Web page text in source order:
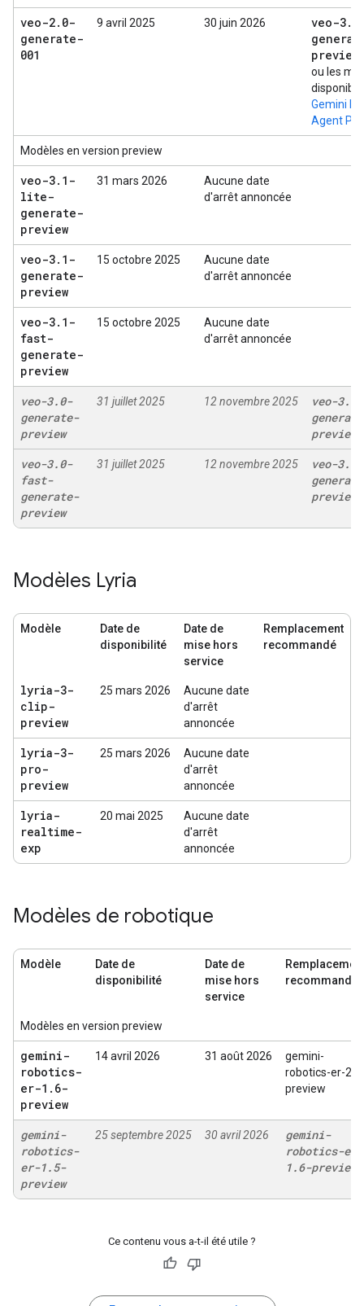
veo-2. 0-
generate-
001
9 avril 2025 30 juin 2026 veo-3.
preview
ou les
Gemini
Agent
Modèles en version preview
veo-3. 1-
lite-
generate-
preview
31 mars 2026
Aucune date
d'arrêt annoncée
veo-3. 1-
generate-
preview
15 octobre 2025
Aucune date
d'arrêt annoncée
veo-3. 1-
fast-
generate-
preview
15 octobre 2025
Aucune date
d'arrêt annoncée
veo-3.0-
generate-
preview
31 juillet 2025 12 novembre 2025 veo-3.
preview
veo-3.0-
fast-
generate-
preview
31 juillet 2025 12 novembre 2025 veo-3.
preview
Modèles Lyria
Modèle
Date de
disponibilité
Date de
mise hors
service
Remplacement
recommandé
lyria-3-
clip-
preview
25 mars 2026
Aucune date
d'arrêt
annoncée
lyria-3-
pro-
preview
25 mars 2026
Aucune date
d'arrêt
annoncée
lyria-
realtime-
exp
20 mai 2025
Aucune date
d'arrêt
annoncée
Modèles de robotique
Modèle
Date de
disponibilité
Date de
mise hors
service
recommandé
Modèles en version preview
gemini-
robotics-
er-1 . 6-
preview
14 avril 2026 31 août 2026
gemini-
robotics-er-2-
preview
gemini-
robotics-
er-1.5-
preview
25 septembre 2025 30 avril 2026
gemini-
robotics-er-
1.6-preview
Ce contenu vous a-t-il été utile ?